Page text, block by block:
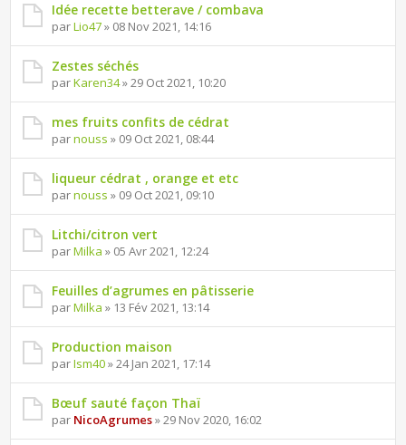
Idée recette betterave / combava
parLio47» 08 Nov 2021, 14:16
Zestes séchés
parKaren34» 29 Oct 2021, 10:20
mes fruits confits de cédrat
parnouss » 09 Oct 2021, 08:44
liqueur cédrat , orange et etc
parnouss » 09 Oct 2021, 09:10
Litchi/citron vert
parMilka » 05 Avr 2021, 12:24
Feuilles d’agrumes en pâtisserie
parMilka » 13 Fév 2021, 13:14
Production maison
parIsm40» 24 Jan 2021, 17:14
Bœuf sauté façon Thaï
par NicoAgrumes» 29 Nov 2020, 16:02